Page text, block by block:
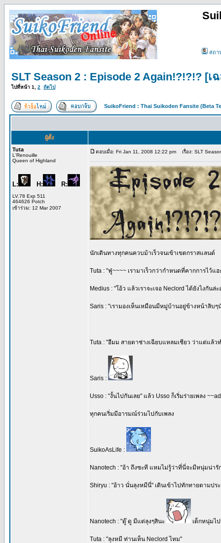
สถา
SLT Season 2 : Episode 2 Again!?!?!? [
ไปที่หน้า 1 2 ถัดไป
SuikoFriend : Thai Suikoden Fansite (Beta
ผู้ตั้ง
Tuta
L'Renouille
Queen of Highland
L: H: R:
LV.78 Exp 511
464626 Potch
เข้าร่วม: 12 Mar 2007
ตอบเมื่อ: Fri Jan 11, 2008 12:22 pm เรื่อง: SLT
นักเดินทางทุกคนควบม้าเร็วจนเข้าเขตกราสแลนด์
Tuta : "ฟู่~~~~ เรามาเร็วกว่ากำหนดที่คากการไว้แฮ
Medius : "โอ้ว แล้วเราจะเจอ Neclord ได้ยังไงกันล่
Saris : "เรามองเห็นเหมือนมีหมู่บ้านอยู่ข้างหน้าลิบๆ
Tuta : "อืมม สายตาช่างเฉียบแหลมเชียว ว่าแต่แล้
Saris :
Usso : "งั้นไปกันเลย" แล้ว Usso ก็เริ่มร่ายเพลง
ทุกคนเริ่มมีอารมณ์ร่วมไปกับเพลง
SuikoAsLife :
Nanotech : "อ้า ถึงซะที แหมไม่รู้ว่าที่นี่จะมีหนุ่มน่ารั
Shiryu : "อ้าว นั่นลุงหมีนี่" เดินเข้าไปทักทายตามป
Nanotech : "ดู๊ ดู มีแต่ลุงๆสินะ เด็กหนุ่มไ
Tuta : "ลุงหมี ท่านเห็น Neclord ไหม"